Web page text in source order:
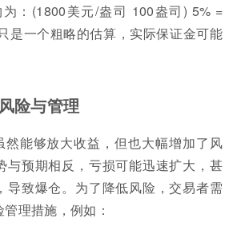
：(1800美元/盎司 100盎司) 5% =
是一个粗略的估算，实际保证金可能
险与管理
然能够放大收益，但也大幅增加了风
与预期相反，亏损可能迅速扩大，甚
导致爆仓。为了降低风险，交易者需
理措施，例如：